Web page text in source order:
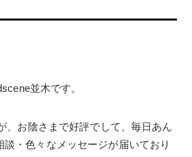
並木です。
、お陰さまで好評でして、毎日あん
・色々なメッセージが届いており